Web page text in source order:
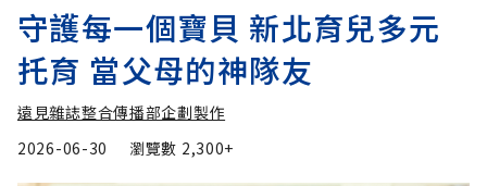
守護每一個寶貝 新北育兒多元
托育 當父母的神隊友
遠見雜誌整合傳播部企劃製作
2026-06-30
瀏覽數 2,300+